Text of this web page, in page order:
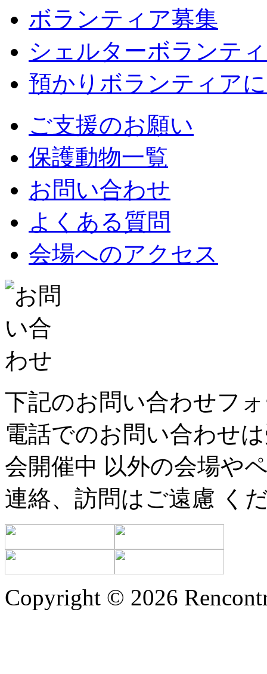
ボランティア募集
シェルターボランテ
預かりボランティア
ご支援のお願い
保護動物一覧
お問い合わせ
よくある質問
会場へのアクセス
下記のお問い合わせフ
電話でのお問い合わせ
会開催中 以外の会場や
連絡、訪問はご遠慮 く
Copyright © 2026